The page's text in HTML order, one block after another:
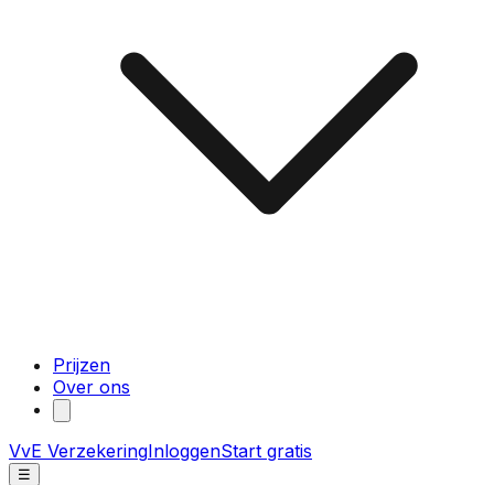
Prijzen
Over ons
VvE VerzekeringInloggenStart gratis
☰